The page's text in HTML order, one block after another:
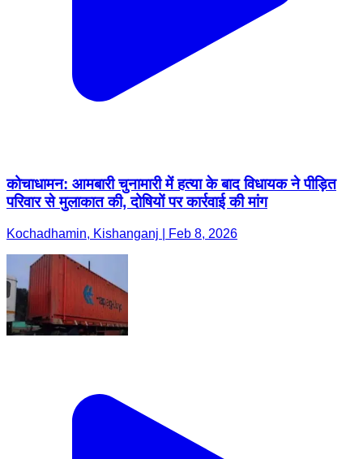
कोचाधामन: आमबारी चुनामारी में हत्या के बाद विधायक ने पीड़ित
परिवार से मुलाकात की, दोषियों पर कार्रवाई की मांग
Kochadhamin, Kishanganj | Feb 8, 2026